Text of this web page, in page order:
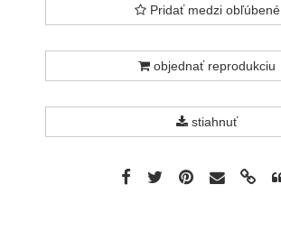
Pridať medzi obľúbené
objednať reprodukciu
stiahnuť